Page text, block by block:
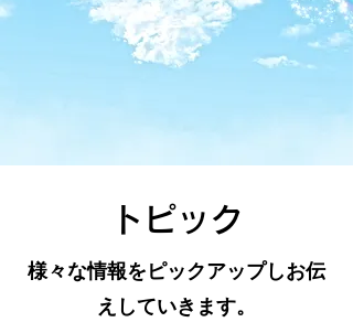
トピック
様々な情報をピックアップしお伝
えしていきます。